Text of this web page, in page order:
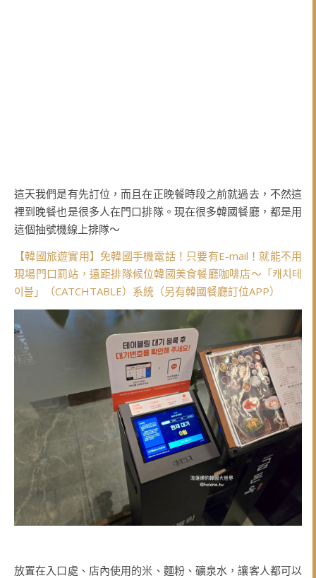
這天我們是有先訂位，而且在正晚餐時段之前就過去，不然這
裡到晚餐也是很多人在門口排隊。現在很多韓國餐廳，都是用
這個抽號機線上排隊～
【韓國旅遊實用】免韓國手機電話！只要有E-mail！就能不用
現場門口罰站，遠距排隊候位韓國美食餐廳咖啡店～「캐치테
이블」（CATCHTABLE）系統（另有韓國餐廳訂位APP）
放置在入口處、店內使用的米、麵粉、礦泉水，讓客人都可以